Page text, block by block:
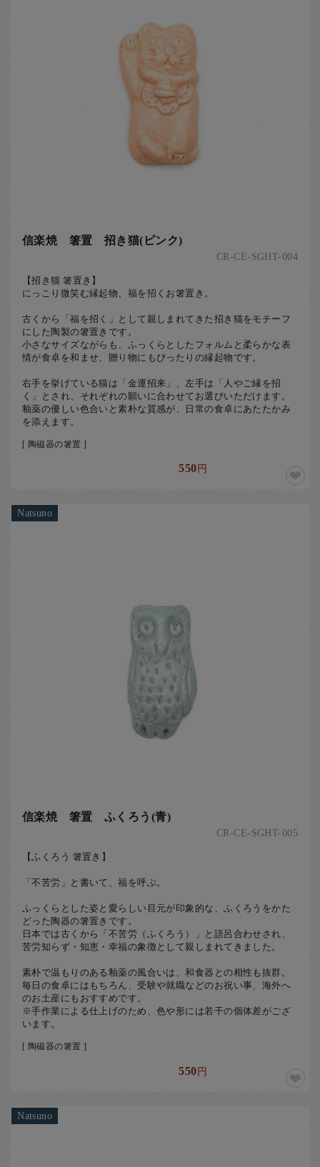
信楽焼 箸置 招き猫(ピンク)
CR-CE-SGHT-004
【招き猫 箸置き】
にっこり微笑む縁起物、福を招くお箸置き。
古くから「福を招く」として親しまれてきた招き猫をモチーフ
にした陶製の箸置きです。
小さなサイズながらも、ふっくらとしたフォルムと柔らかな表
情が食卓を和ませ、贈り物にもぴったりの縁起物です。
右手を挙げている猫は「金運招来」、左手は「人やご縁を招
く」とされ、それぞれの願いに合わせてお選びいただけます。
釉薬の優しい色合いと素朴な質感が、日常の食卓にあたたかみ
を添えます。
[ 陶磁器の箸置 ]
550円
Natsuno
信楽焼 箸置 ふくろう(青)
CR-CE-SGHT-005
【ふくろう 箸置き】
「不苦労」と書いて、福を呼ぶ。
ふっくらとした姿と愛らしい目元が印象的な、ふくろうをかた
どった陶器の箸置きです。
日本では古くから「不苦労（ふくろう）」と語呂合わせされ、
苦労知らず・知恵・幸福の象徴として親しまれてきました。
素朴で温もりのある釉薬の風合いは、和食器との相性も抜群。
毎日の食卓にはもちろん、受験や就職などのお祝い事、海外へ
のお土産にもおすすめです。
※手作業による仕上げのため、色や形には若干の個体差がござ
います。
[ 陶磁器の箸置 ]
550円
Natsuno